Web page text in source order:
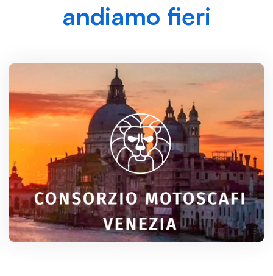
andiamo fieri